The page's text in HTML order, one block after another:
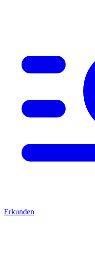
Erkunden